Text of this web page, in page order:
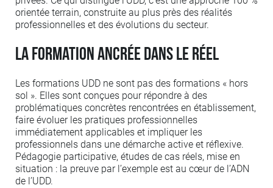
orientée terrain, construite au plus près des réalités
professionnelles et des évolutions du secteur.
La formation ancrée dans le réel
Les formations UDD ne sont pas des formations « hors
sol ». Elles sont conçues pour répondre à des
problématiques concrètes rencontrées en établissement,
faire évoluer les pratiques professionnelles
immédiatement applicables et impliquer les
professionnels dans une démarche active et réflexive.
Pédagogie participative, études de cas réels, mise en
situation : la preuve par l’exemple est au cœur de l’ADN
de l’UDD.